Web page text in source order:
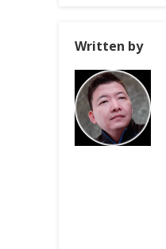
Written by